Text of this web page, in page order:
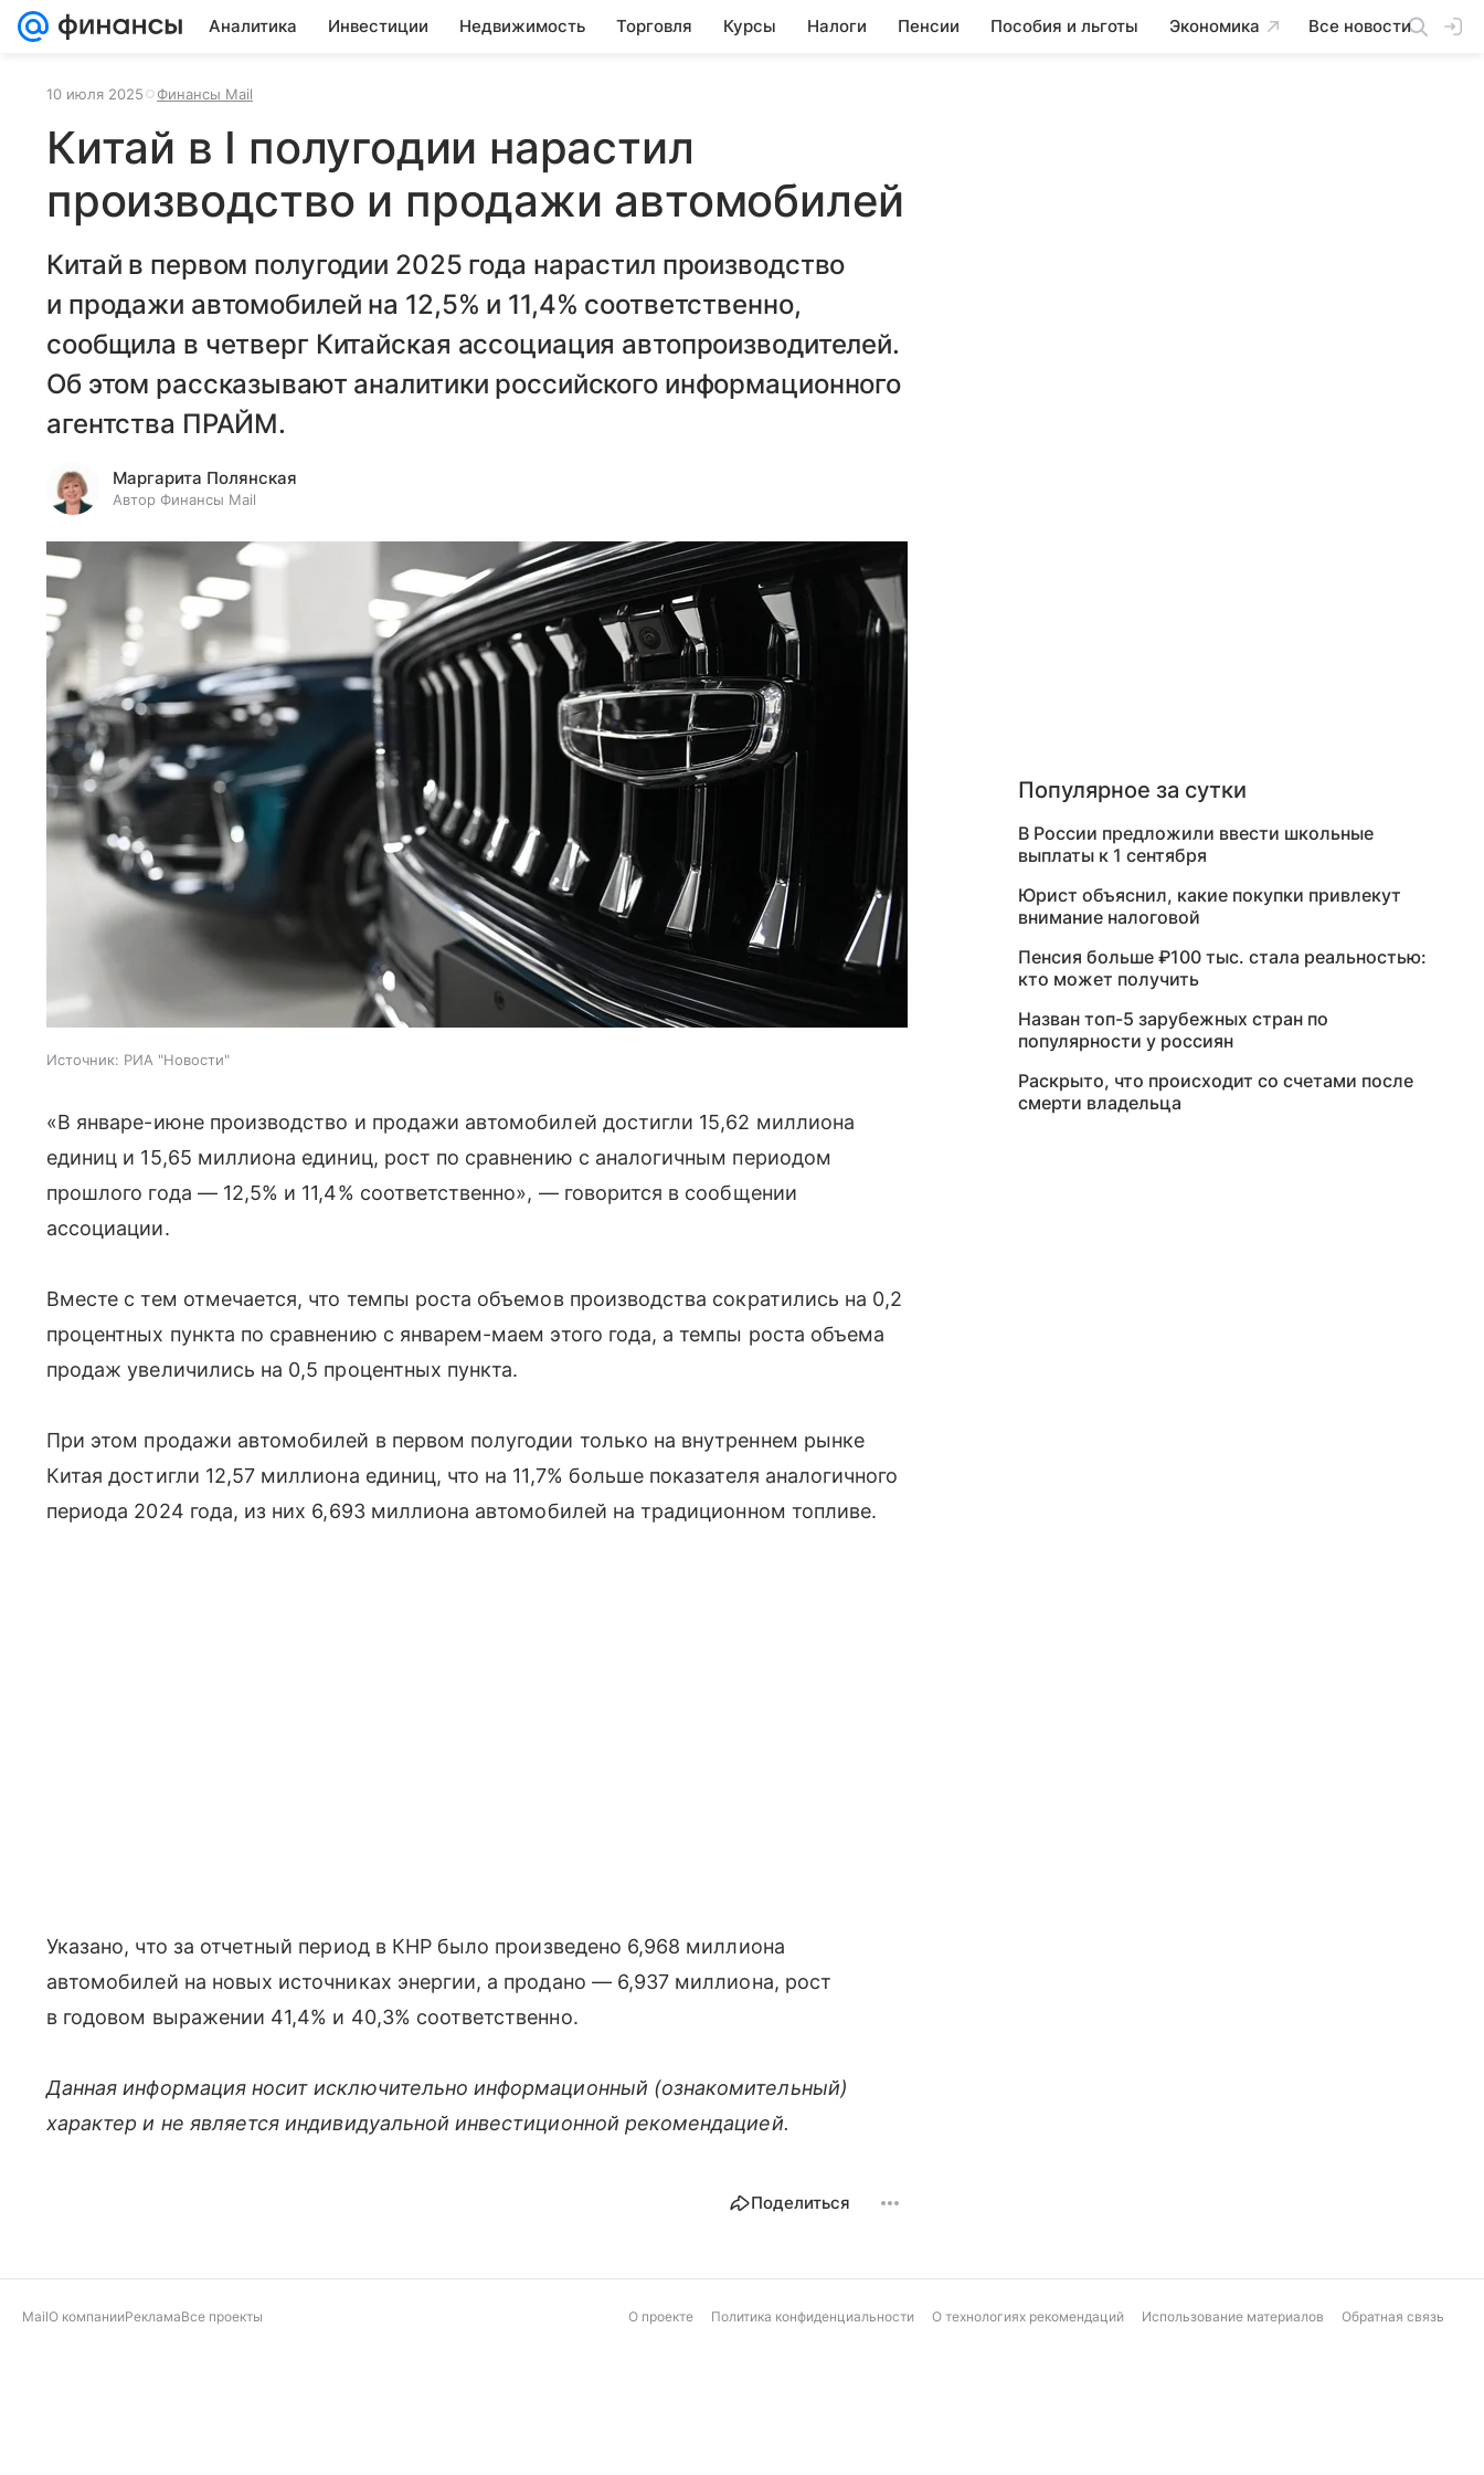
Аналитика Инвестиции Недвижимость Торговля Курсы Налоги Пенсии Пособия и льготы Экономика Все новости
10 июля 2025 Финансы Mail
Китай в I полугодии нарастил
производство и продажи автомобилей
Китай в первом полугодии 2025 года нарастил производство
и продажи автомобилей на 12,5% и 11,4% соответственно,
сообщила в четверг Китайская ассоциация автопроизводителей.
Об этом рассказывают аналитики российского информационного
агентства ПРАЙМ.
Маргарита Полянская
Автор Финансы Mail
Источник: РИА "Новости"
«В январе-июне производство и продажи автомобилей достигли 15,62 миллиона
единиц и 15,65 миллиона единиц, рост по сравнению с аналогичным периодом
прошлого года — 12,5% и 11,4% соответственно», — говорится в сообщении
ассоциации.
Вместе с тем отмечается, что темпы роста объемов производства сократились на 0,2
процентных пункта по сравнению с январем-маем этого года, а темпы роста объема
продаж увеличились на 0,5 процентных пункта.
При этом продажи автомобилей в первом полугодии только на внутреннем рынке
Китая достигли 12,57 миллиона единиц, что на 11,7% больше показателя аналогичного
периода 2024 года, из них 6,693 миллиона автомобилей на традиционном топливе.
Указано, что за отчетный период в КНР было произведено 6,968 миллиона
автомобилей на новых источниках энергии, а продано — 6,937 миллиона, рост
в годовом выражении 41,4% и 40,3% соответственно.
Данная информация носит исключительно информационный (ознакомительный)
характер и не является индивидуальной инвестиционной рекомендацией.
Поделиться
Популярное за сутки
В России предложили ввести школьные
выплаты к 1 сентября
Юрист объяснил, какие покупки привлекут
внимание налоговой
Пенсия больше ₽100 тыс. стала реальностью:
кто может получить
Назван топ-5 зарубежных стран по
популярности у россиян
Раскрыто, что происходит со счетами после
смерти владельца
MailО компанииРекламаВсе проекты О проекте Политика конфиденциальности О технологиях рекомендаций Использование материалов Обратная связь